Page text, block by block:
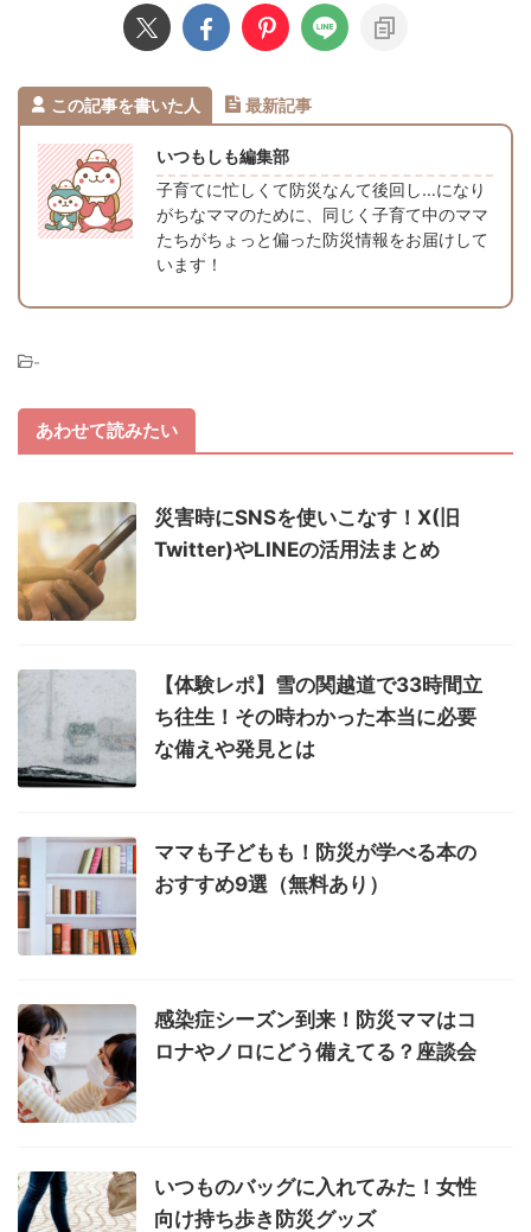
この記事を書いた人 最新記事
いつもしも編集部
子育てに忙しくて防災なんて後回し…になり
がちなママのために、同じく子育て中のママ
たちがちょっと偏った防災情報をお届けして
います！
-
あわせて読みたい
災害時にSNSを使いこなす！X(旧
Twitter)やLINEの活用法まとめ
【体験レポ】雪の関越道で33時間立
ち往生！その時わかった本当に必要
な備えや発見とは
ママも子どもも！防災が学べる本の
おすすめ9選（無料あり）
感染症シーズン到来！防災ママはコ
ロナやノロにどう備えてる？座談会
いつものバッグに入れてみた！女性
向け持ち歩き防災グッズ